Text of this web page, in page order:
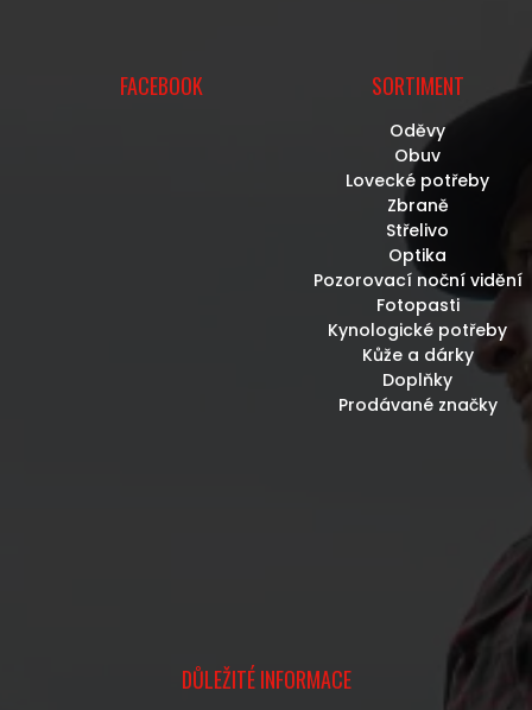
FACEBOOK SORTIMENT
Oděvy
Obuv
Lovecké potřeby
Zbraně
Střelivo
Optika
Pozorovací noční vidění
Fotopasti
Kynologické potřeby
Kůže a dárky
Doplňky
Prodávané značky
DŮLEŽITÉ INFORMACE